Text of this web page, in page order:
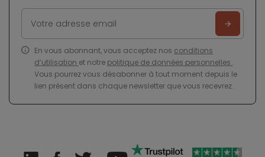
En vous abonnant, vous acceptez nos conditions
d’utilisation et notre politique de données personnelles .
Vous pourrez vous désabonner à tout moment depuis le
lien présent dans chaque newsletter que vous recevrez.